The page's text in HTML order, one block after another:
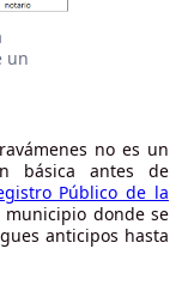
un
no es un
básica antes de
Público de la
donde se
anticipos hasta